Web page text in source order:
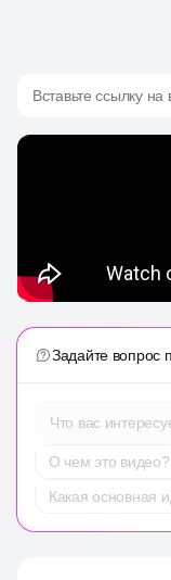
Вставьте ссылку на
Задайте вопрос
Что вас
О чем это видео?
Какая основная